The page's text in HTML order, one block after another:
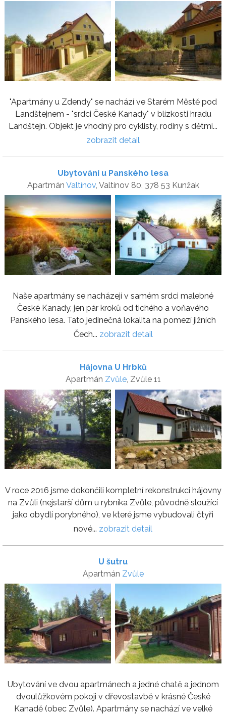
"Apartmány u Zdendy" se nachází ve Starém Městě pod
Landštejnem - "srdci České Kanady" v blízkosti hradu
Landštejn. Objekt je vhodný pro cyklisty, rodiny s dětmi...
zobrazit detail
Ubytování u Panského lesa
Apartmán Valtínov, Valtínov 80, 378 53 Kunžak
Naše apartmány se nacházejí v samém srdci malebné
České Kanady, jen pár kroků od tichého a voňavého
Panského lesa. Tato jedinečná lokalita na pomezí jižních
Čech... zobrazit detail
Hájovna U Hrbků
Apartmán Zvůle, Zvůle 11
V roce 2016 jsme dokončili kompletní rekonstrukci hájovny
na Zvůli (nejstarší dům u rybníka Zvůle, původně sloužící
jako obydlí porybného), ve které jsme vybudovali čtyři
nové... zobrazit detail
U šutru
Apartmán Zvůle
Ubytování ve dvou apartmánech a jedné chatě a jednom
dvoulůžkovém pokoji v dřevostavbě v krásné České
Kanadě (obec Zvůle). Apartmány se nachází ve velké